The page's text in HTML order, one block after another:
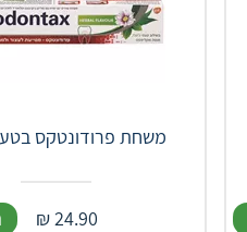
משחת פרודונטקס
24.90
₪